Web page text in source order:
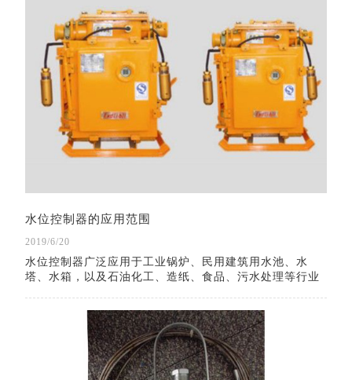
水位控制器的应用范围
2019/6/20
水位控制器广泛应用于工业锅炉、民用建筑用水池、水
塔、水箱，以及石油化工、造纸、食品、污水处理等行业